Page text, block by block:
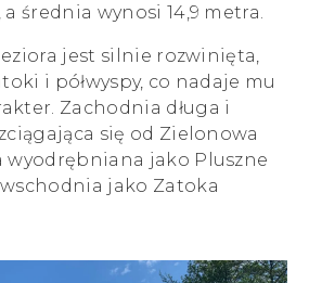
średnia wynosi 14,9 metra.
jest silnie rozwinięta,
i półwyspy, co nadaje mu
Zachodnia długa i
się od Zielonowa
wyodrębniana jako Pluszne
jako Zatoka